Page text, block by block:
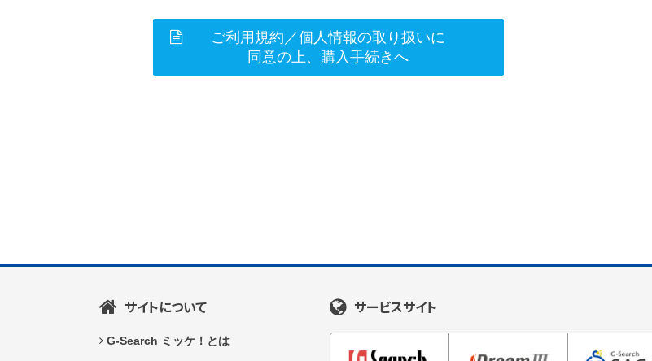
ご利用規約／個人情報の取り扱いに
同意の上、購入手続きへ
サイトについて
G-Search ミッケ！とは
サービスサイト